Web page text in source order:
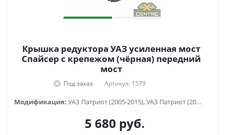
Крышка редуктора УАЗ усиленная мост
Спайсер с крепежом (чёрная) передний
мост
Под заказ Артикул: 1579
Модификация: УАЗ Патриот (2005-2015), УАЗ Патриот (2015-2018), УАЗ Патриот (2019-...), УАЗ Патриот пикап (2008-...)
5 680 руб.